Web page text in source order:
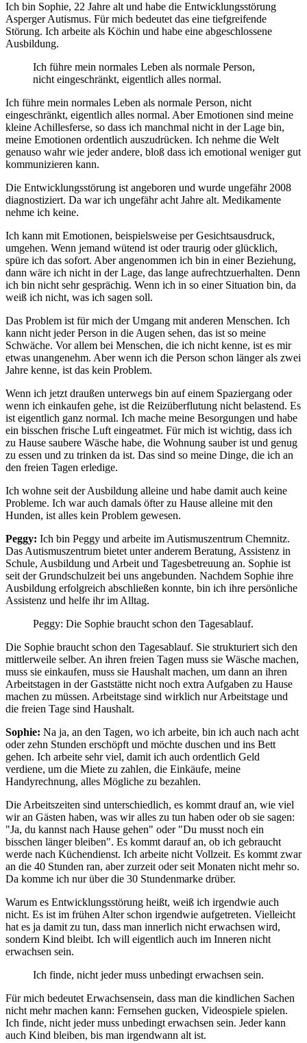
Ich bin Sophie, 22 Jahre alt und habe die Entwicklungsstörung
Asperger Autismus. Für mich bedeutet das eine tiefgreifende
Störung. Ich arbeite als Köchin und habe eine abgeschlossene
Ausbildung.
Ich führe mein normales Leben als normale Person,
nicht eingeschränkt, eigentlich alles normal.
Ich führe mein normales Leben als normale Person, nicht
eingeschränkt, eigentlich alles normal. Aber Emotionen sind meine
kleine Achillesferse, so dass ich manchmal nicht in der Lage bin,
meine Emotionen ordentlich auszudrücken. Ich nehme die Welt
genauso wahr wie jeder andere, bloß dass ich emotional weniger gut
kommunizieren kann.
Die Entwicklungsstörung ist angeboren und wurde ungefähr 2008
diagnostiziert. Da war ich ungefähr acht Jahre alt. Medikamente
nehme ich keine.
Ich kann mit Emotionen, beispielsweise per Gesichtsausdruck,
umgehen. Wenn jemand wütend ist oder traurig oder glücklich,
spüre ich das sofort. Aber angenommen ich bin in einer Beziehung,
dann wäre ich nicht in der Lage, das lange aufrechtzuerhalten. Denn
ich bin nicht sehr gesprächig. Wenn ich in so einer Situation bin, da
weiß ich nicht, was ich sagen soll.
Das Problem ist für mich der Umgang mit anderen Menschen. Ich
kann nicht jeder Person in die Augen sehen, das ist so meine
Schwäche. Vor allem bei Menschen, die ich nicht kenne, ist es mir
etwas unangenehm. Aber wenn ich die Person schon länger als zwei
Jahre kenne, ist das kein Problem.
Wenn ich jetzt draußen unterwegs bin auf einem Spaziergang oder
wenn ich einkaufen gehe, ist die Reizüberflutung nicht belastend. Es
ist eigentlich ganz normal. Ich mache meine Besorgungen und habe
ein bisschen frische Luft eingeatmet. Für mich ist wichtig, dass ich
zu Hause saubere Wäsche habe, die Wohnung sauber ist und genug
zu essen und zu trinken da ist. Das sind so meine Dinge, die ich an
den freien Tagen erledige.
Ich wohne seit der Ausbildung alleine und habe damit auch keine
Probleme. Ich war auch damals öfter zu Hause alleine mit den
Hunden, ist alles kein Problem gewesen.
Peggy: Ich bin Peggy und arbeite im Autismuszentrum Chemnitz.
Das Autismuszentrum bietet unter anderem Beratung, Assistenz in
Schule, Ausbildung und Arbeit und Tagesbetreuung an. Sophie ist
seit der Grundschulzeit bei uns angebunden. Nachdem Sophie ihre
Ausbildung erfolgreich abschließen konnte, bin ich ihre persönliche
Assistenz und helfe ihr im Alltag.
Peggy: Die Sophie braucht schon den Tagesablauf.
Die Sophie braucht schon den Tagesablauf. Sie strukturiert sich den
mittlerweile selber. An ihren freien Tagen muss sie Wäsche machen,
muss sie einkaufen, muss sie Haushalt machen, um dann an ihren
Arbeitstagen in der Gaststätte nicht noch extra Aufgaben zu Hause
machen zu müssen. Arbeitstage sind wirklich nur Arbeitstage und
die freien Tage sind Haushalt.
Sophie: Na ja, an den Tagen, wo ich arbeite, bin ich auch nach acht
oder zehn Stunden erschöpft und möchte duschen und ins Bett
gehen. Ich arbeite sehr viel, damit ich auch ordentlich Geld
verdiene, um die Miete zu zahlen, die Einkäufe, meine
Handyrechnung, alles Mögliche zu bezahlen.
Die Arbeitszeiten sind unterschiedlich, es kommt drauf an, wie viel
wir an Gästen haben, was wir alles zu tun haben oder ob sie sagen:
"Ja, du kannst nach Hause gehen" oder "Du musst noch ein
bisschen länger bleiben". Es kommt darauf an, ob ich gebraucht
werde nach Küchendienst. Ich arbeite nicht Vollzeit. Es kommt zwar
an die 40 Stunden ran, aber zurzeit oder seit Monaten nicht mehr so.
Da komme ich nur über die 30 Stundenmarke drüber.
Warum es Entwicklungsstörung heißt, weiß ich irgendwie auch
nicht. Es ist im frühen Alter schon irgendwie aufgetreten. Vielleicht
hat es ja damit zu tun, dass man innerlich nicht erwachsen wird,
sondern Kind bleibt. Ich will eigentlich auch im Inneren nicht
erwachsen sein.
Ich finde, nicht jeder muss unbedingt erwachsen sein.
Für mich bedeutet Erwachsensein, dass man die kindlichen Sachen
nicht mehr machen kann: Fernsehen gucken, Videospiele spielen.
Ich finde, nicht jeder muss unbedingt erwachsen sein. Jeder kann
auch Kind bleiben, bis man irgendwann alt ist.